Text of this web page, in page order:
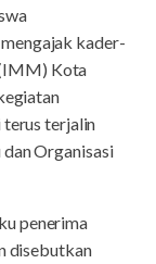
kader-
Kota
terus terjalin
Organisasi
penerima
disebutkan